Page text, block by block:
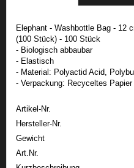
Elephant - Washbottle Bag - 12
(100 Stück) - 100 Stück
- Biologisch abbaubar
- Elastisch
- Material: Polyactid Acid,
- Verpackung: Recyceltes Papier
Artikel-Nr.
Hersteller-Nr.
Gewicht
Art.Nr.